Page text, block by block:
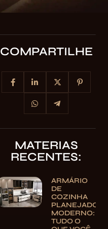
COMPARTILHE
MATERIAS
RECENTES:
ARMÁRIO
DE
COZINHA
PLANEJADO
MODERNO:
TUDO O